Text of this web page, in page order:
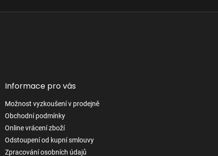
ý
Informace pro vás
Možnost vyzkoušení v prodejně
Obchodní podmínky
Online vrácení zboží
Odstoupení od kupní smlouvy
Zpracování osobních údajů